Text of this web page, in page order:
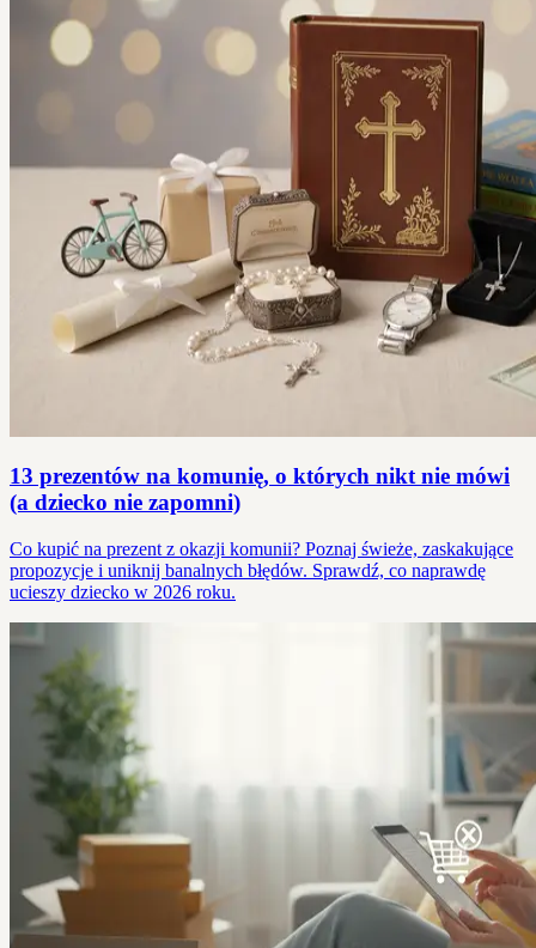
13 prezentów na komunię, o których nikt nie mówi
(a dziecko nie zapomni)
Co kupić na prezent z okazji komunii? Poznaj świeże, zaskakujące
propozycje i uniknij banalnych błędów. Sprawdź, co naprawdę
ucieszy dziecko w 2026 roku.